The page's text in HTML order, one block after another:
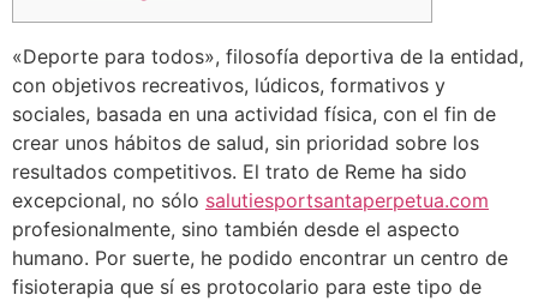
«Deporte para todos», filosofía deportiva de la entidad,
con objetivos recreativos, lúdicos, formativos y
sociales, basada en una actividad física, con el fin de
crear unos hábitos de salud, sin prioridad sobre los
resultados competitivos. El trato de Reme ha sido
excepcional, no sólo salutiesportsantaperpetua.com
profesionalmente, sino también desde el aspecto
humano. Por suerte, he podido encontrar un centro de
fisioterapia que sí es protocolario para este tipo de